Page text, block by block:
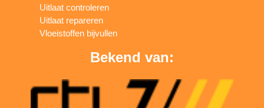
Uitlaat controleren
Uitlaat repareren
Vloeistoffen bijvullen
Bekend van: